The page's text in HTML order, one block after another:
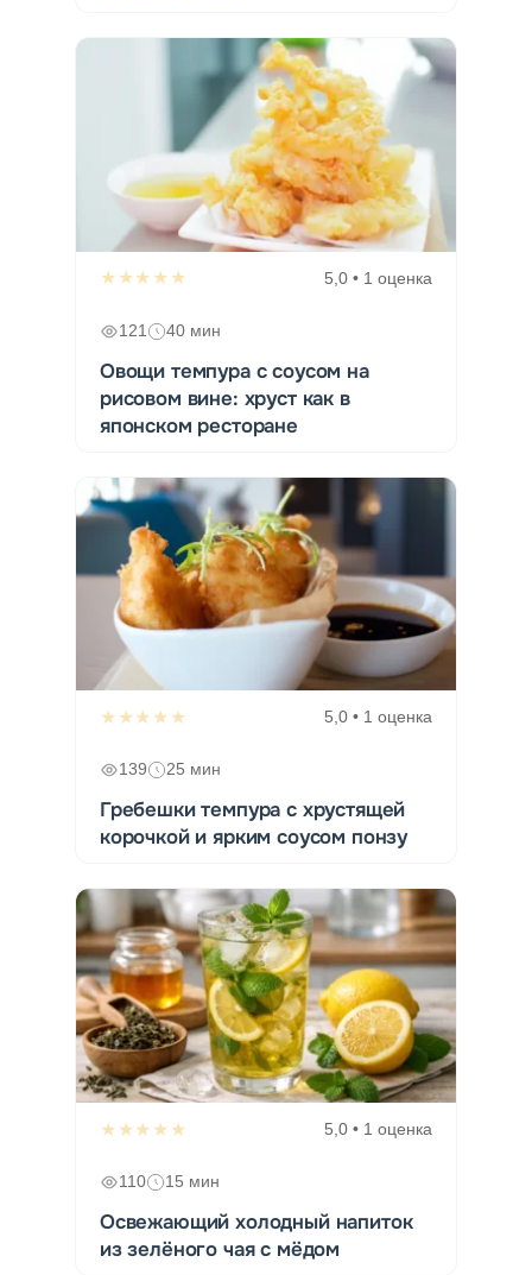
★★★★★ 5,0 • 1 оценка
121 40 мин
Овощи темпура с соусом на
рисовом вине: хруст как в
японском ресторане
★★★★★ 5,0 • 1 оценка
139 25 мин
Гребешки темпура с хрустящей
корочкой и ярким соусом понзу
★★★★★ 5,0 • 1 оценка
110 15 мин
Освежающий холодный напиток
из зелёного чая с мёдом